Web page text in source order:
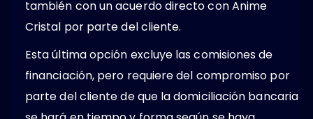
también con un acuerdo directo con Anime
Cristal por parte del cliente.
Esta última opción excluye las comisiones de
financiación, pero requiere del compromiso por
parte del cliente de que la domiciliación bancaria